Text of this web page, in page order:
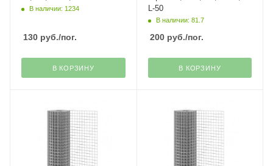
В наличии: 1234
130 руб./пог.
В КОРЗИНУ
L-50
В наличии: 81.7
200руб./пог.
В КОРЗИНУ